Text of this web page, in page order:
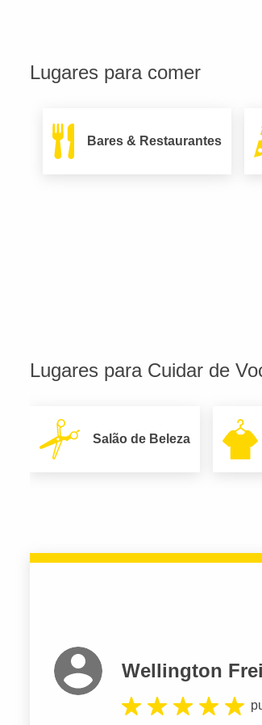
Lugares para comer
Bares & Restaurantes
Lugares para Cuidar de
Salão de Beleza
Wellington